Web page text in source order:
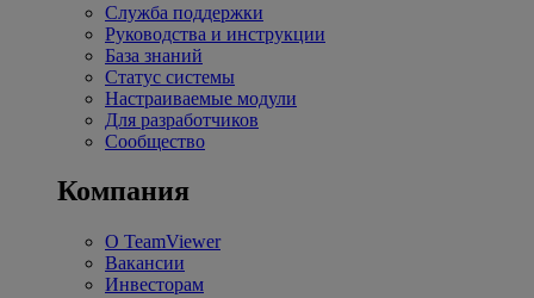
Служба поддержки
Руководства и инструкции
База знаний
Статус системы
Настраиваемые модули
Для разработчиков
Сообщество
Компания
О TeamViewer
Вакансии
Инвесторам